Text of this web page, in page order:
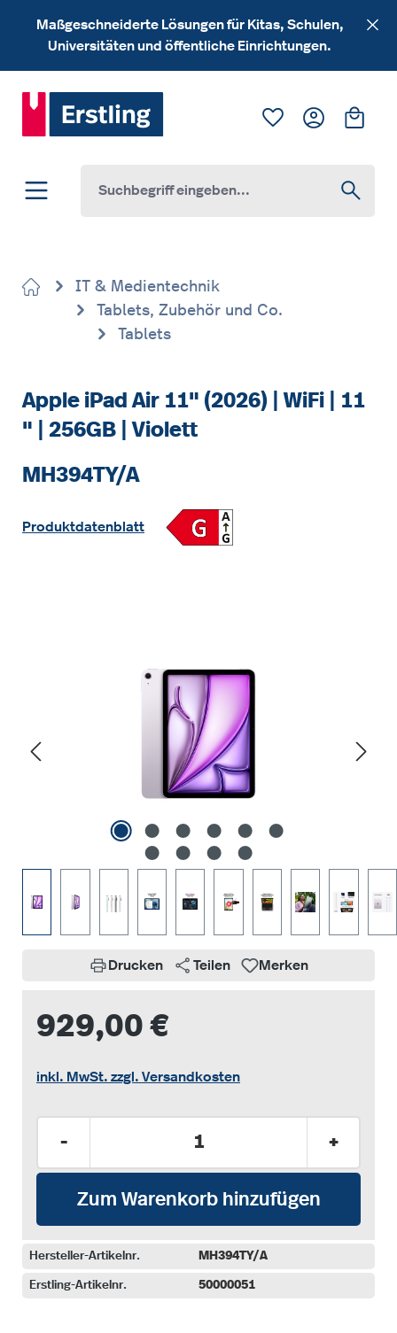
Zum Hauptinhalt springen
Maßgeschneiderte Lösungen für Kitas, Schulen,
Universitäten und öffentliche Einrichtungen.
Du hast 0
IT & Medientechnik
Tablets, Zubehör und Co.
Tablets
Apple iPad Air 11" (2026) | WiFi | 11
" | 256GB | Violett
MH394TY/A
Produktdatenblatt
Drucken Teilen Merken
929,00 €
inkl. MwSt. zzgl. Versandkosten
- +
Zum Warenkorb hinzufügen
Hersteller-Artikelnr. MH394TY/A
Erstling-Artikelnr. 50000051